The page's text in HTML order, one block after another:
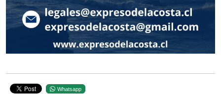
Whatsapp